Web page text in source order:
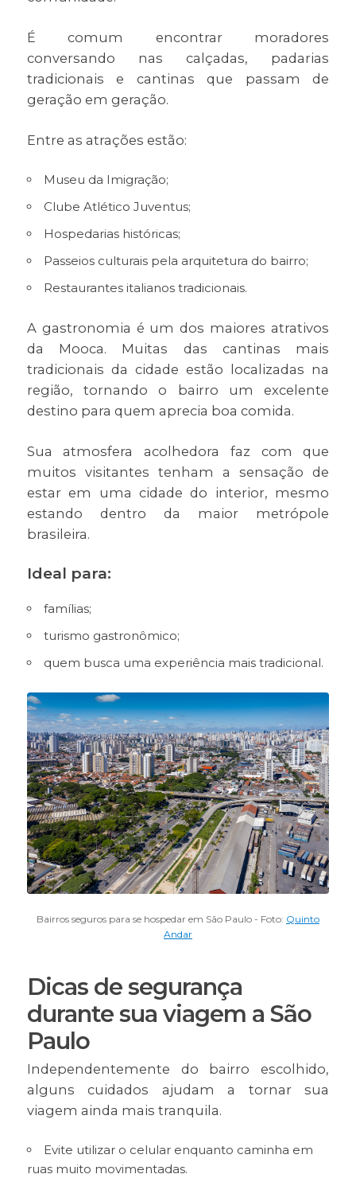
É comum encontrar moradores
conversando nas calçadas, padarias
tradicionais e cantinas que passam de
geração em geração.
Entre as atrações estão:
Museu da Imigração;
Clube Atlético Juventus;
Hospedarias históricas;
Passeios culturais pela arquitetura do bairro;
Restaurantes italianos tradicionais.
A gastronomia é um dos maiores atrativos
da Mooca. Muitas das cantinas mais
tradicionais da cidade estão localizadas na
região, tornando o bairro um excelente
destino para quem aprecia boa comida.
Sua atmosfera acolhedora faz com que
muitos visitantes tenham a sensação de
estar em uma cidade do interior, mesmo
estando dentro da maior metrópole
brasileira.
Ideal para:
famílias;
turismo gastronômico;
quem busca uma experiência mais tradicional.
Bairros seguros para se hospedar em São Paulo - Foto: Quinto
Andar
Dicas de segurança
durante sua viagem a São
Paulo
Independentemente do bairro escolhido,
alguns cuidados ajudam a tornar sua
viagem ainda mais tranquila.
Evite utilizar o celular enquanto caminha em
ruas muito movimentadas.